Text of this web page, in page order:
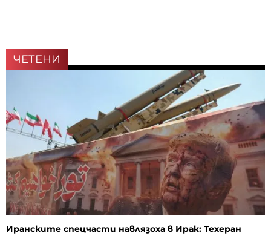
ЧЕТЕНИ
Иранските спецчасти навлязоха в Ирак: Техеран